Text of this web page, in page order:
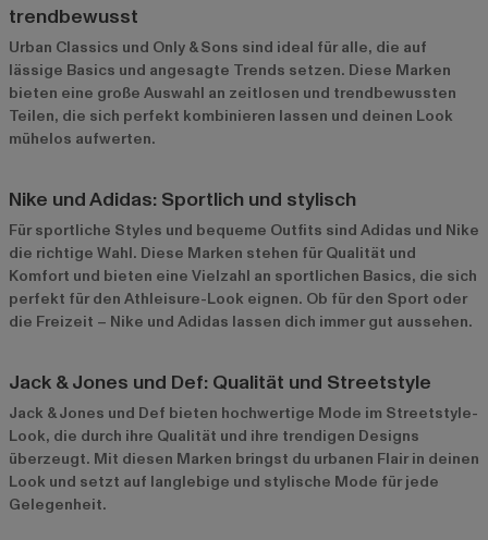
trendbewusst
Urban Classics und Only & Sons sind ideal für alle, die auf
lässige Basics und angesagte Trends setzen. Diese Marken
bieten eine große Auswahl an zeitlosen und trendbewussten
Teilen, die sich perfekt kombinieren lassen und deinen Look
mühelos aufwerten.
Nike und Adidas: Sportlich und stylisch
Für sportliche Styles und bequeme Outfits sind Adidas und Nike
die richtige Wahl. Diese Marken stehen für Qualität und
Komfort und bieten eine Vielzahl an sportlichen Basics, die sich
perfekt für den Athleisure-Look eignen. Ob für den Sport oder
die Freizeit – Nike und Adidas lassen dich immer gut aussehen.
Jack & Jones und Def: Qualität und Streetstyle
Jack & Jones und Def bieten hochwertige Mode im Streetstyle-
Look, die durch ihre Qualität und ihre trendigen Designs
überzeugt. Mit diesen Marken bringst du urbanen Flair in deinen
Look und setzt auf langlebige und stylische Mode für jede
Gelegenheit.